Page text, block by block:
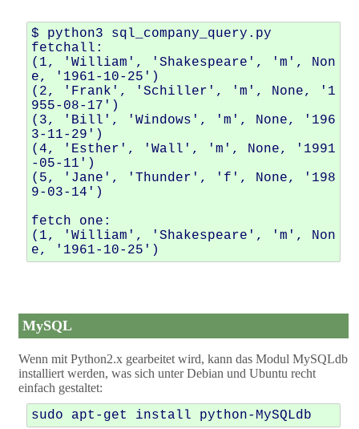
$ python3 sql_company_query.py
fetchall:
(1, 'William', 'Shakespeare', 'm', Non
e, '1961-10-25')
(2, 'Frank', 'Schiller', 'm', None, '1
955-08-17')
(3, 'Bill', 'Windows', 'm', None, '196
3-11-29')
(4, 'Esther', 'Wall', 'm', None, '1991
-05-11')
(5, 'Jane', 'Thunder', 'f', None, '198
9-03-14')
fetch one:
(1, 'William', 'Shakespeare', 'm', Non
MySQL
Wenn mit Python2.x gearbeitet wird, kann das Modul MySQLdb
installiert werden, was sich unter Debian und Ubuntu recht
einfach gestaltet: